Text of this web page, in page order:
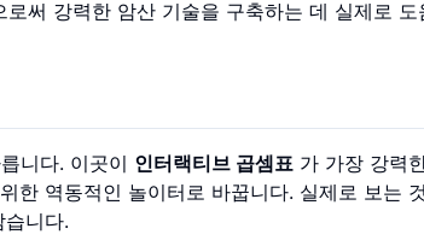
써 강력한 암산 기술을 구축하는 데 실제로 도
니다. 이곳이 인터랙티브 곱셈표 가 가장 강력
한 역동적인 놀이터로 바꿉니다. 실제로 보는
니다.